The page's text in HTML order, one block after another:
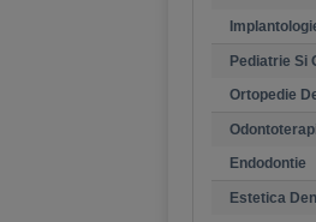
Pediatrie Si
Ortopedie
Endodontie
Estetica